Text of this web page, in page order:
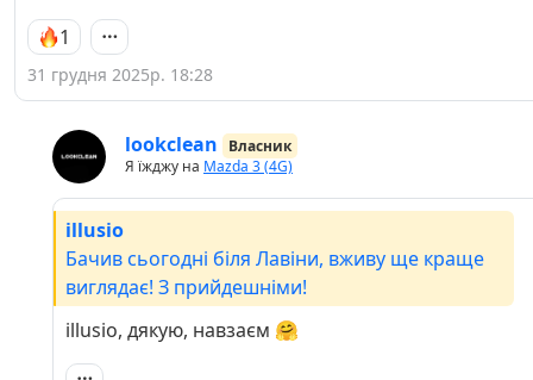
1
31 грудня 2025р. 18:28
lookclean
Власник
Я їжджу на Mazda 3 (4G)
illusio
Бачив сьогодні біля Лавіни, вживу ще краще
виглядає! З прийдешніми!
illusio, дякую, навзаєм 🤗